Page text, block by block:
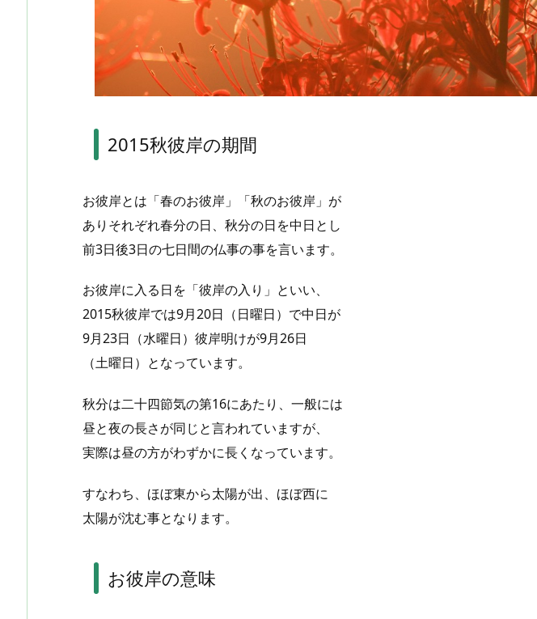
2015秋彼岸の期間
お彼岸とは「春のお彼岸」「秋のお彼岸」が
ありそれぞれ春分の日、秋分の日を中日とし
前3日後3日の七日間の仏事の事を言います。
お彼岸に入る日を「彼岸の入り」といい、
2015秋彼岸では9月20日（日曜日）で中日が
9月23日（水曜日）彼岸明けが9月26日
（土曜日）となっています。
秋分は二十四節気の第16にあたり、一般には
昼と夜の長さが同じと言われていますが、
実際は昼の方がわずかに長くなっています。
すなわち、ほぼ東から太陽が出、ほぼ西に
太陽が沈む事となります。
お彼岸の意味